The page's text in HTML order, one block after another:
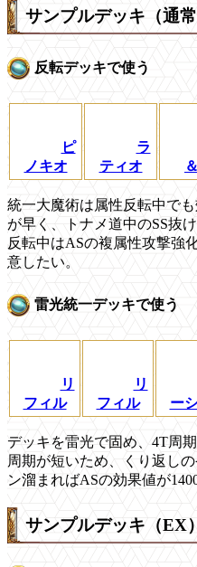
サンプルデッキ（通常
反転デッキで使う
ピ
ノキオ
ラ
ティオ
統一大魔術は属性反転中で
が早く、トナメ道中のSS抜
反転中はASの複属性攻撃強
意したい。
雷光統一デッキで使う
リ
フィル
リ
フィル
ー
デッキを雷光で固め、4T周
周期が短いため、くり返し
ン溜まればASの効果値が
サンプルデッキ（EX）